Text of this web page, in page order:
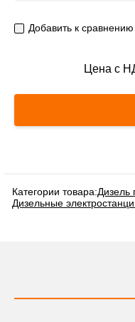
Добавить к сравнению
Цена с
Категории товара:Дизель
Дизельные